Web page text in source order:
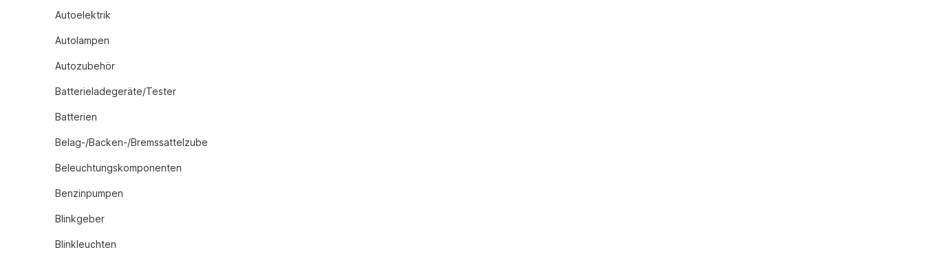
Autoelektrik
Autolampen
Autozubehör
Batterieladegeräte/Tester
Batterien
Belag-/Backen-/Bremssattelzube
Beleuchtungskomponenten
Benzinpumpen
Blinkgeber
Blinkleuchten